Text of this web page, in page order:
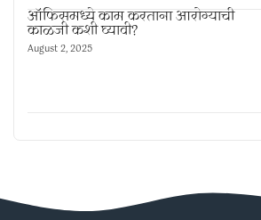
ऑफिसमध्ये काम करताना आरोग्याची
काळजी कशी घ्यावी?
August 2, 2025